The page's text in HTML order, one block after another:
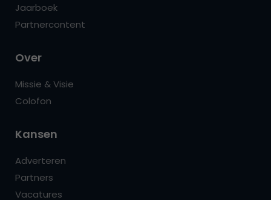
Jaarboek
Partnercontent
Over
Missie & Visie
Colofon
Kansen
Adverteren
Partners
Vacatures